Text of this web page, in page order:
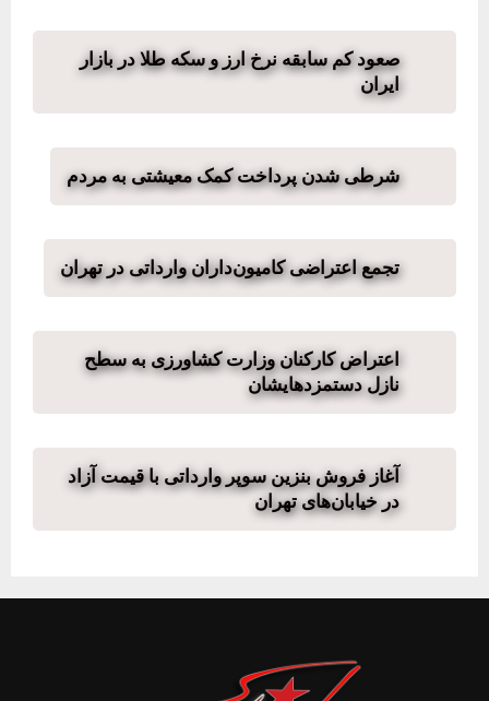
صعود کم سابقه نرخ ارز و سکه طلا در بازار
ایران
شرطی شدن پرداخت کمک معیشتی به مردم
تجمع اعتراضی کامیون‌داران وارداتی در تهران
اعتراض کارکنان وزارت کشاورزی به سطح
نازل دستمزدهایشان
آغاز فروش بنزین سوپر وارداتی با قیمت آزاد
در خیابان‌های تهران